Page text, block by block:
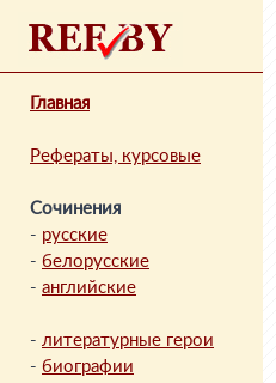
Главная
Рефераты, курсовые
Сочинения
- русские
- белорусские
- английские
- литературные герои
- биографии